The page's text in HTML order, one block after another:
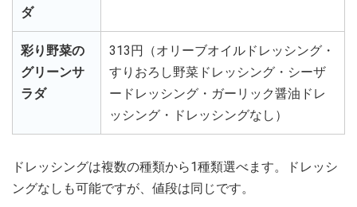
ダ
彩り野菜の
グリーンサ
ラダ
313円（オリーブオイルドレッシング・
すりおろし野菜ドレッシング・シーザ
ードレッシング・ガーリック醤油ドレ
ッシング・ドレッシングなし）
ドレッシングは複数の種類から1種類選べます。ドレッシ
ングなしも可能ですが、値段は同じです。